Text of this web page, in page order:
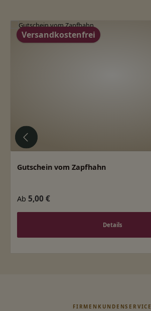
Produktgalerie überspringen
Versandkostenfrei
Gutschein vom Zapfhahn
Regulärer Preis:
Ab 5,00 €
Details
FIRMENKUNDENSERVICE